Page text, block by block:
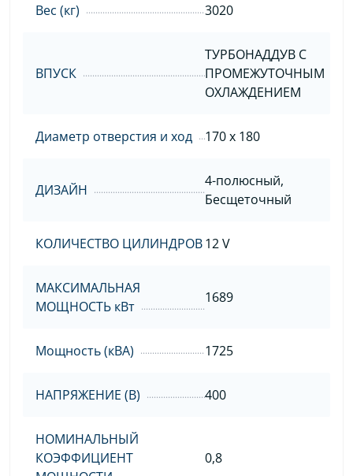
Вес (кг) 3020
ВПУСК
ТУРБОНАДДУВ С
ПРОМЕЖУТОЧНЫМ
ОХЛАЖДЕНИЕМ
Диаметр отверстия и ход 170 x 180
ДИЗАЙН
4-полюсный,
Бесщеточный
КОЛИЧЕСТВО ЦИЛИНДРОВ12 V
МАКСИМАЛЬНАЯ
МОЩНОСТЬ кВт
1689
Мощность (кВА) 1725
НАПРЯЖЕНИЕ (В) 400
НОМИНАЛЬНЫЙ
КОЭФФИЦИЕНТ
0,8